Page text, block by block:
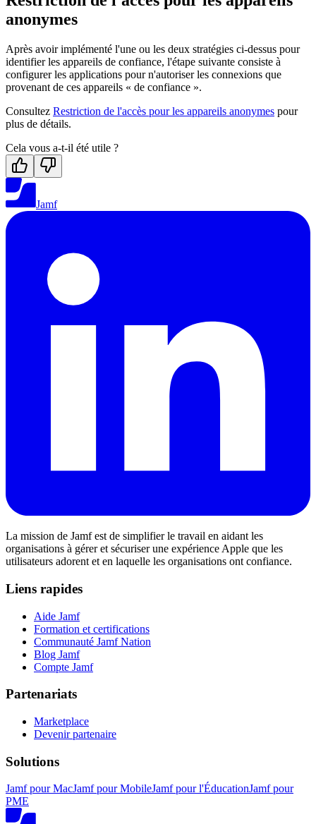
anonymes
Après avoir implémenté l'une ou les deux stratégies ci-dessus pour
identifier les appareils de confiance, l'étape suivante consiste à
configurer les applications pour n'autoriser les connexions que
provenant de ces appareils « de confiance ».
Consultez Restriction de l'accès pour les appareils anonymes pour
plus de détails.
Cela vous a-t-il été utile ?
Jamf
La mission de Jamf est de simplifier le travail en aidant les
organisations à gérer et sécuriser une expérience Apple que les
utilisateurs adorent et en laquelle les organisations ont confiance.
Liens rapides
Aide Jamf
Formation et certifications
Communauté Jamf Nation
Blog Jamf
Compte Jamf
Partenariats
Marketplace
Devenir partenaire
Solutions
Jamf pour MacJamf pour MobileJamf pour l'ÉducationJamf pour
PME